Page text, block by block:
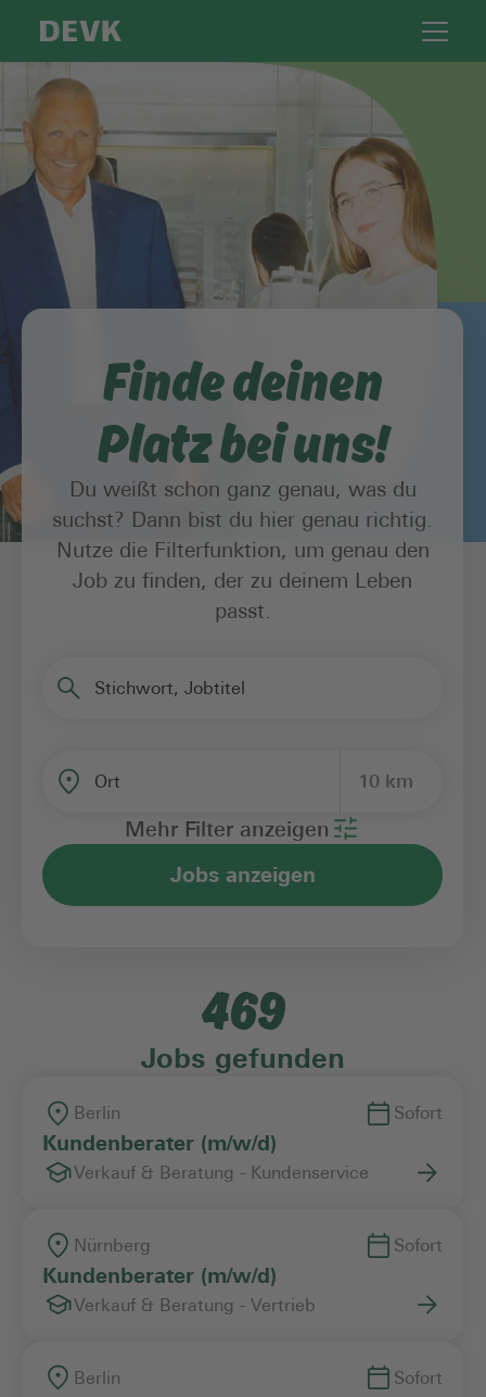
Finde deinen
Platz bei uns!
Du weißt schon ganz genau, was du
suchst? Dann bist du hier genau richtig.
Nutze die Filterfunktion, um genau den
Job zu finden, der zu deinem Leben
passt.
Stichwort, Jobtitel
Ort 10 km
Vertragsart
Mehr Filter anzeigen
Jobs anzeigen
469
Jobs gefunden
Berlin Sofort
Kundenberater (m/w/d)
Verkauf & Beratung - Kundenservice
Nürnberg Sofort
Kundenberater (m/w/d)
Verkauf & Beratung - Vertrieb
Berlin Sofort